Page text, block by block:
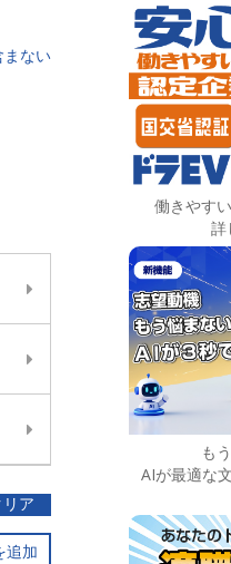
まない
ア
追加
働きやす
詳
も
AIが最適な